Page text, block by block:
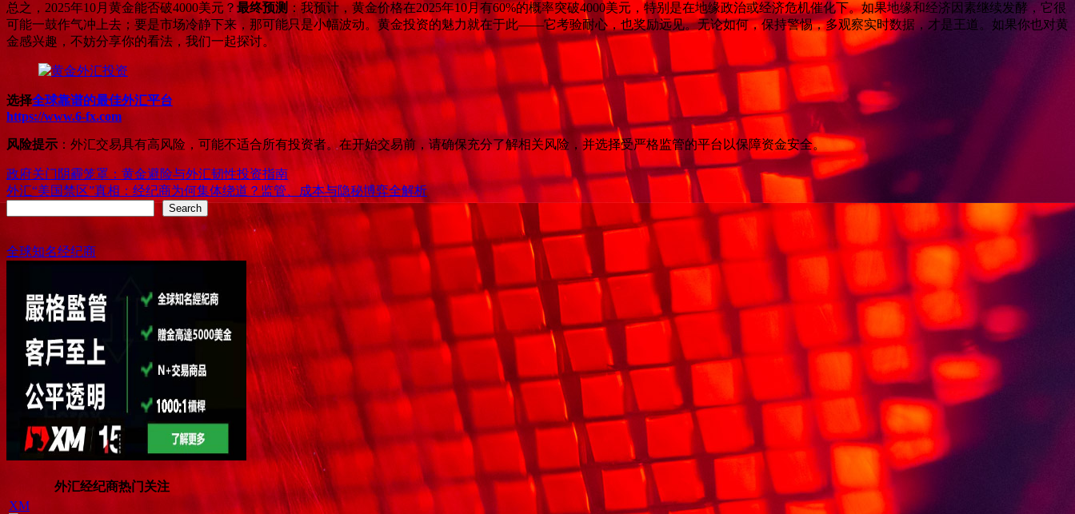
总之，2025年10月黄金能否破4000美元？ 最终预测 ：我预计，黄金价格在2025年10月有60%的概率突破4000美元，特别是在地缘政治或经济危机催化下。如果地缘和经济因素继续发酵，它很
可能一鼓作气冲上去；要是市场冷静下来，那可能只是小幅波动。黄金投资的魅力就在于此——它考验耐心，也奖励远见。无论如何，保持警惕，多观察实时数据，才是王道。如果你也对黄
金感兴趣，不妨分享你的看法，我们一起探讨。
选择全球靠谱的最佳外汇平台
https://www.6-fx.com
风险提示 ：外汇交易具有高风险，可能不适合所有投资者。在开始交易前，请确保充分了解相关风险，并选择受严格监管的平台以保障资金安全。
Post
navigation
政府关门阴霾笼罩：黄金避险与外汇韧性投资指南
外汇“美国禁区”真相：经纪商为何集体绕道？监管、成本与隐秘博弈全解析
Search
Search
全球知名经纪商
外汇经纪商热门关注
XM